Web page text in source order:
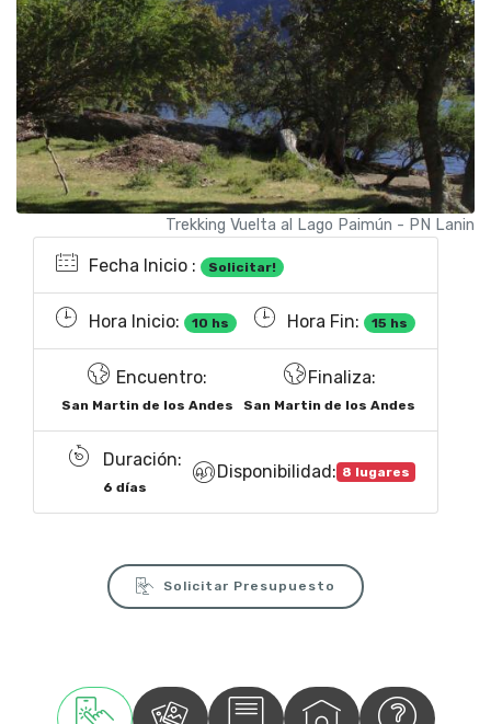
Fecha Inicio : Solicitar!
Hora Inicio: 10 hs Hora Fin: 15 hs
Encuentro:
San Martin de los Andes
Finaliza:
San Martin de los Andes
Duración:
6 días
Disponibilidad: 8 lugares
Solicitar Presupuesto
Trekking Vuelta al Lago Paimún - PN Lanin